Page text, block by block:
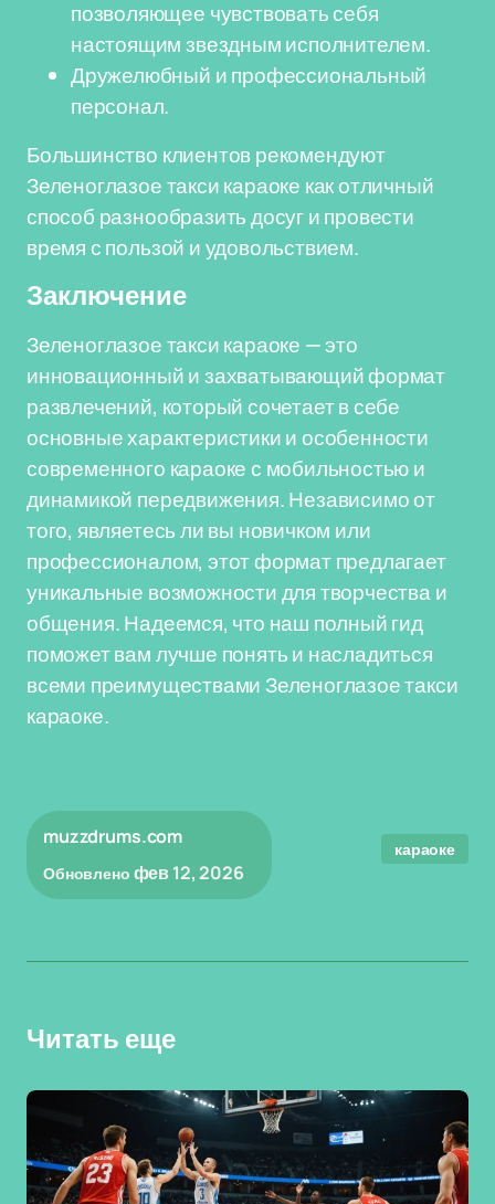
позволяющее чувствовать себя
настоящим звездным исполнителем.
Дружелюбный и профессиональный
персонал.
Большинство клиентов рекомендуют
Зеленоглазое такси караоке как отличный
способ разнообразить досуг и провести
время с пользой и удовольствием.
Заключение
Зеленоглазое такси караоке — это
инновационный и захватывающий формат
развлечений, который сочетает в себе
основные характеристики и особенности
современного караоке с мобильностью и
динамикой передвижения. Независимо от
того, являетесь ли вы новичком или
профессионалом, этот формат предлагает
уникальные возможности для творчества и
общения. Надеемся, что наш полный гид
поможет вам лучше понять и насладиться
всеми преимуществами Зеленоглазое такси
караоке.
muzzdrums.com
Обновлено фев 12, 2026
караоке
Читать еще